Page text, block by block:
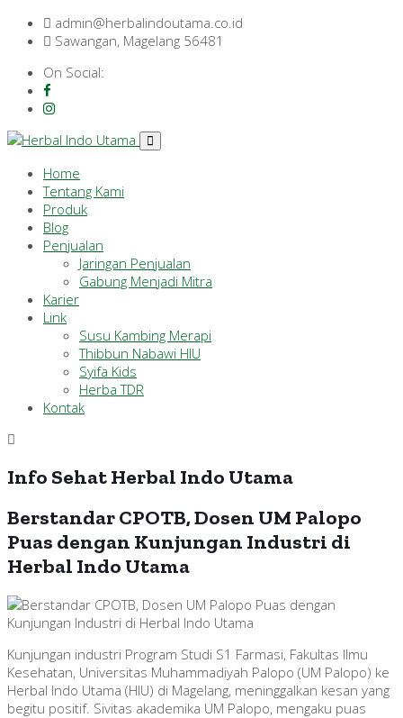
admin@herbalindoutama.co.id
Sawangan, Magelang 56481
On Social:
Home
Tentang Kami
Produk
Blog
Penjualan
Jaringan Penjualan
Gabung Menjadi Mitra
Karier
Link
Susu Kambing Merapi
Thibbun Nabawi HIU
Syifa Kids
Herba TDR
Kontak
Info Sehat Herbal Indo Utama
Berstandar CPOTB, Dosen UM Palopo
Puas dengan Kunjungan Industri di
Herbal Indo Utama
Kunjungan industri Program Studi S1 Farmasi, Fakultas Ilmu
Kesehatan, Universitas Muhammadiyah Palopo (UM Palopo) ke
Herbal Indo Utama (HIU) di Magelang, meninggalkan kesan yang
begitu positif. Sivitas akademika UM Palopo, mengaku puas